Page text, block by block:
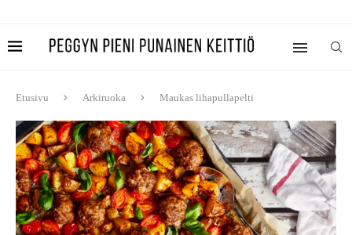
Etusivu Arkiruoka Maukas lihapullapelti